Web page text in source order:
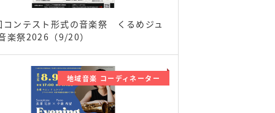
コンテスト形式の音楽祭 くるめジュ
楽祭2026（9/20）
地域音楽 コーディネーター